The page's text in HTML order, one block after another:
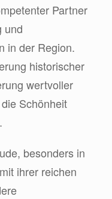
Partner
und
in der Region.
historischer
wertvoller
Schönheit
besonders in
ihrer reichen